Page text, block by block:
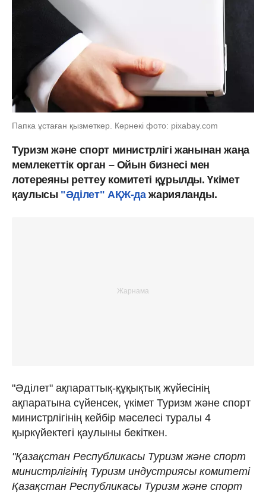
Папка ұстаған қызметкер. Көрнекі фото: pixabay.com
Туризм және спорт министрлігі жанынан жаңа
мемлекеттік орган – Ойын бизнесі мен
лотереяны реттеу комитеті құрылды. Үкімет
қаулысы "Әділет" АҚЖ-дажарияланды.
"Әділет" ақпараттық-құқықтық жүйесінің
ақпаратына сүйенсек, үкімет Туризм және спорт
министрлігінің кейбір мәселесі туралы 4
қыркүйектегі қаулыны бекіткен.
"Қазақстан Республикасы Туризм және спорт
министрлігінің Туризм индустриясы комитеті
Қазақстан Республикасы Туризм және спорт